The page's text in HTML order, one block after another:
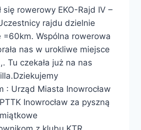
się rowerowy EKO-Rajd IV –
rajdu dzielnie
=60km. Wspólna rowerowa
nas w urokliwe miejsce
Tu czekała już na nas
: Urząd Miasta Inowrocław
Inowrocław za pyszną